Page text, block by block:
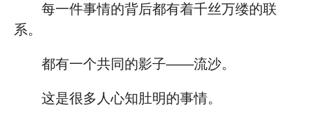
每一件事情的背后都有着千丝万缕的联
系。
都有一个共同的影子——流沙。
这是很多人心知肚明的事情。